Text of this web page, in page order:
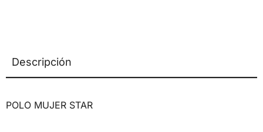
Descripción
POLO MUJER STAR